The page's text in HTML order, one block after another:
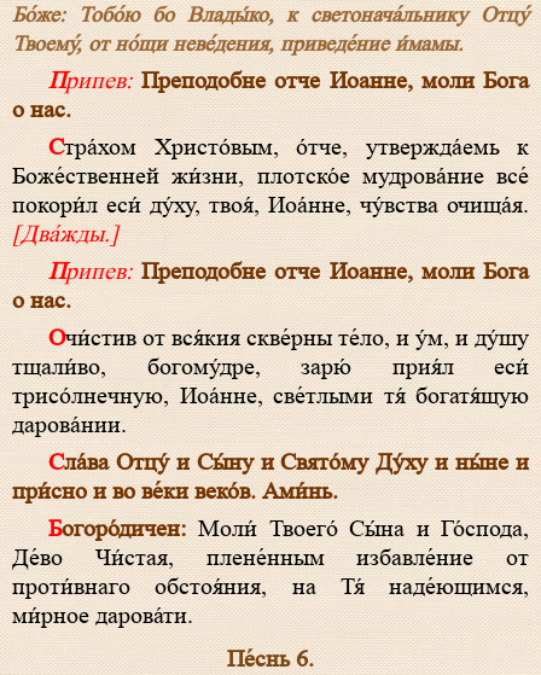
Бо́же: Тобо́ю бо Влады́ко, к светонача́льнику Отцу́
Твоему́, от но́щи неве́дения, приведе́ние и́мамы.
Припев: Преподобне отче Иоанне, моли Бога
о нас.
Стра́хом Христо́вым, о́тче, утвержда́емь к
Боже́ственней жи́зни, плотско́е мудрова́ние все́
покори́л еси́ ду́ху, твоя́, Иоа́нне, чу́вства очища́я.
[Два́жды.]
Припев: Преподобне отче Иоанне, моли Бога
о нас.
Очи́стив от вся́кия скве́рны те́ло, и у́м, и ду́шу
тщали́во, богому́дре, зарю́ прия́л еси́
трисо́лнечную, Иоа́нне, све́тлыми тя́ богатя́щую
дарова́нии.
Сла́ва Отцу́ и Сы́ну и Свято́му Ду́ху и ны́не и
при́сно и во ве́ки веко́в. Ами́нь.
Богоро́дичен: Моли́ Твоего́ Сы́на и Го́спода,
Де́во Чи́стая, плене́нным избавле́ние от
проти́внаго обстоя́ния, на Тя́ наде́ющимся,
ми́рное дарова́ти.
Пе́снь 6.